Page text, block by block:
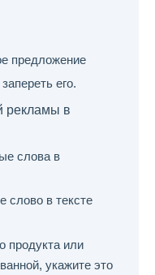
предложение
его.
рекламы в
слова в
слово в тексте
продукта или
укажите это